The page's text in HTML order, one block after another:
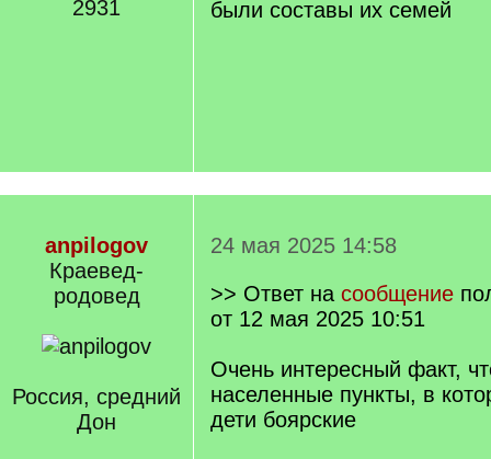
2931 были составы их семей
anpilogov
Краевед-
родовед
Россия, средний
Дон
24 мая 2025 14:58
>> Ответ на сообщение
от 12 мая 2025 10:51
Очень интересный факт,
населенные пункты, в
дети боярские